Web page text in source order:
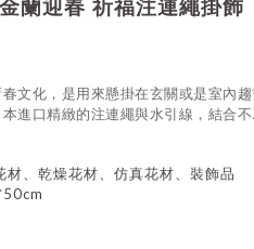
蘭迎春 祈福注連繩掛飾
文化，是用來懸掛在玄關或是室內
進口精緻的注連繩與水引線，結合
材、乾燥花材、仿真花材、裝飾品